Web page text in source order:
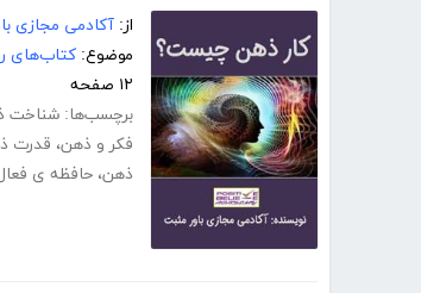
از: آکادمی مجازی
موضوع: کتاب‌های
۱۲ صفحه
برچسب‌ها: شناخت
فکر و ذهن، قدرت
ذهن، حافظه ی